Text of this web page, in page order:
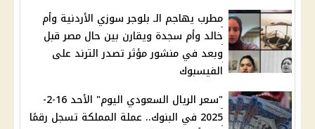
مطرب يهاجم الـ بلوجر سوزي الأردنية وأم
خالد وأم سجدة ويقارن بين حال مصر قبل
وبعد في منشور مؤثر تصدر الترند على
الفيسبوك
"سعر الريال السعودي اليوم" الأحد 16-2-
2025 في البنوك.. عملة المملكة تسجل رقمًا